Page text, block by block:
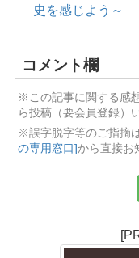
史を感じよう～
コメント欄
※この記事に関する感
ら投稿（要会員登録）
※誤字脱字等のご指摘
の専用窓口]から直接お